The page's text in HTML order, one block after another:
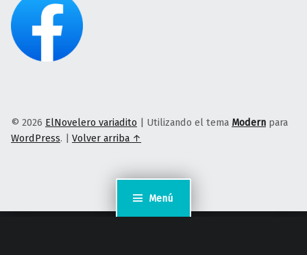
Menú
© 2026 ElNovelero variadito | Utilizando el tema Modern para
WordPress. | Volver arriba ↑